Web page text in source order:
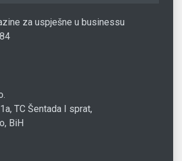
za uspješne u businessu
TC Šentada I sprat,
BiH